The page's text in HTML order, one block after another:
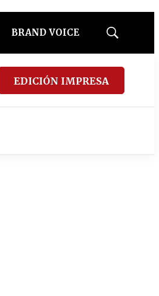
BRAND VOICE
Mostrar
EDICIÓN IMPRESA